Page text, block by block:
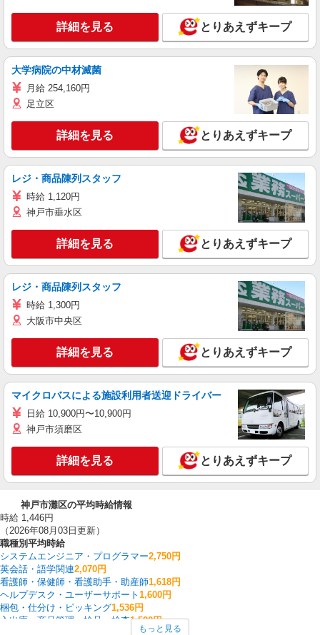
詳細を見る とりあえずキープ
大学病院の中材滅菌
月給 254,160円
足立区
詳細を見る とりあえずキープ
レジ・商品陳列スタッフ
時給 1,120円
神戸市垂水区
詳細を見る とりあえずキープ
レジ・商品陳列スタッフ
時給 1,300円
大阪市中央区
詳細を見る とりあえずキープ
マイクロバスによる施設利用者送迎ドライバー
日給 10,900円〜10,900円
神戸市須磨区
詳細を見る とりあえずキープ
神戸市灘区の平均時給情報
時給 1,446円
（2026年08月03日更新）
職種別平均時給
システムエンジニア・プログラマー2,750円
英会話・語学関連2,070円
看護師・保健師・看護助手・助産師1,618円
ヘルプデスク・ユーザーサポート 1,600円
梱包・仕分け・ピッキング1,536円
入出庫・商品管理・検品・検査1,520円
もっと見る